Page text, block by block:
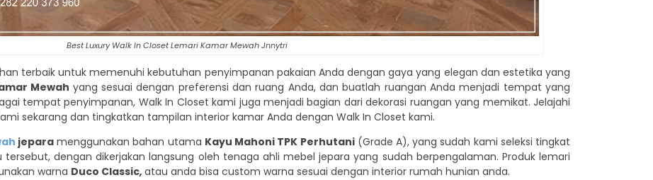
Best Luxury Walk In Closet Lemari Kamar Mewah Jnnytri
terbaik untuk memenuhi kebutuhan penyimpanan pakaian Anda dengan gaya yang elegan dan estetika yang
Mewah yang sesuai dengan preferensi dan ruang Anda, dan buatlah ruangan Anda menjadi tempat yang
tempat penyimpanan, Walk In Closet kami juga menjadi bagian dari dekorasi ruangan yang memikat. Jelajahi
sekarang dan tingkatkan tampilan interior kamar Anda dengan Walk In Closet kami.
jepara menggunakan bahan utama Kayu Mahoni TPK Perhutani(Grade A), yang sudah kami seleksi tingkat
dengan dikerjakan langsung oleh tenaga ahli mebel jepara yang sudah berpengalaman. Produk lemari
warna Duco Classic, atau anda bisa custom warna sesuai dengan interior rumah hunian anda.